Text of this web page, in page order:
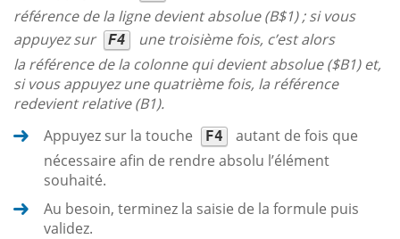
référence de la ligne devient absolue (B$1) ; si vous
appuyez sur
F4
une troisième fois, c’est alors
la référence de la colonne qui devient absolue ($B1) et,
si vous appuyez une quatrième fois, la référence
redevient relative (B1).
Appuyez sur la touche
F4
autant de fois que
nécessaire afin de rendre absolu l’élément
souhaité.
Au besoin, terminez la saisie de la formule puis
validez.